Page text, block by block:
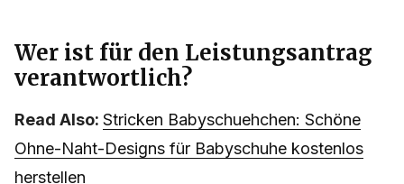
Wer ist für den Leistungsantrag
verantwortlich?
Read Also: Stricken Babyschuehchen: Schöne
Ohne-Naht-Designs für Babyschuhe kostenlos
herstellen